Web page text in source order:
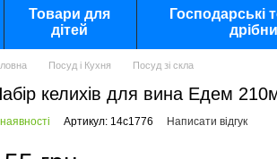
Товари для
дітей
Господарські
Посуд і Кухня Посуд зі скла
келихів для вина Едем
Артикул: 14с1776 Написати відгук